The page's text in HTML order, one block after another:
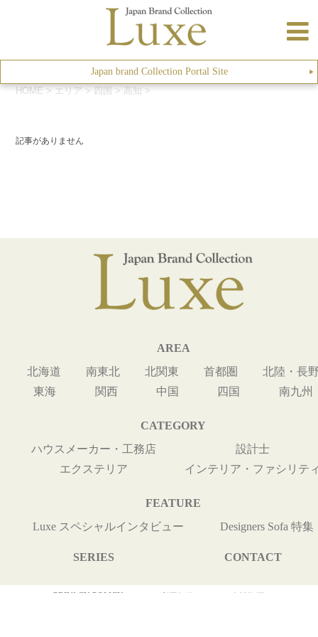
Japan brand Collection Portal Site ▶︎
HOME > エリア > 四国 > 高知 >
記事がありません
AREA
北海道
南東北 北関東 首都圏
北陸・長
東海
関西 中国 四国 南九州
CATEGORY
ハウスメーカー・工務店
設計士
エクステリア
インテリア・ファシリテ
FEATURE
Luxe スペシャルインタビュー
Designers Sofa 特集
SERIES CONTACT
PRIVACY POLICY